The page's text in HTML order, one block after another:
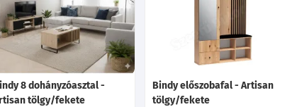
8 dohányzóasztal -
tölgy/fekete
Bindy előszobafal - Artisan
tölgy/fekete